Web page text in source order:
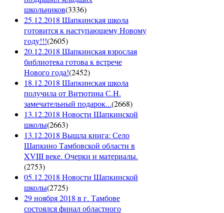
школьников(3336)
25.12.2018 Шапкинская школа
готовится к наступающему Новому
году!!!(2605)
20.12.2018 Шапкинская взрослая
библиотека готова к встрече
Нового года!(2452)
18.12.2018 Шапкинская школа
получила от Витютина С.Н.
замечательный подарок...(2668)
13.12.2018 Новости Шапкинской
школы(2663)
13.12.2018 Вышла книга: Село
Шапкино Тамбовской области в
XVIII веке. Очерки и материалы.
(2753)
05.12.2018 Новости Шапкинской
школы(2725)
29 ноября 2018 в г. Тамбове
состоялся финал областного